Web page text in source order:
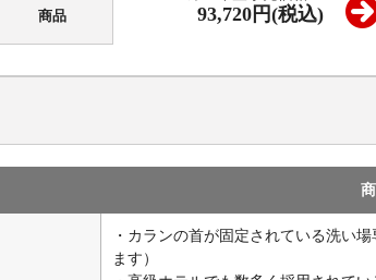
商品 93,720円(税込)
・カランの首が固定されている洗い
ます）